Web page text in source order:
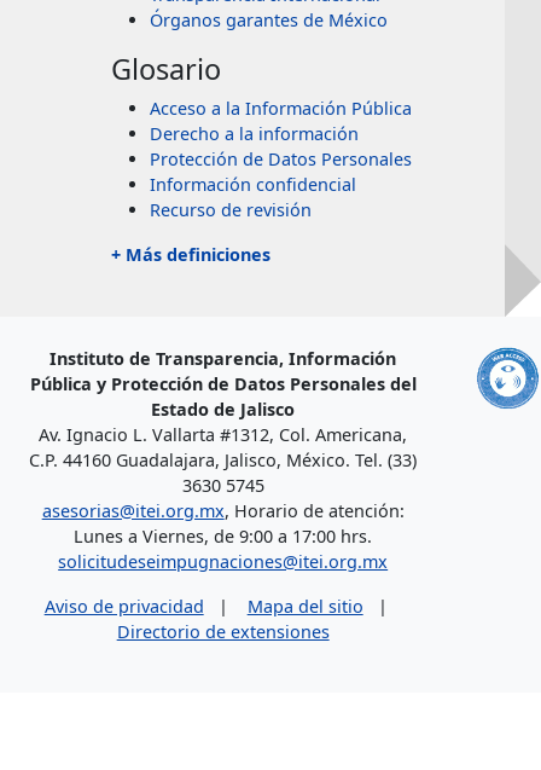
Órganos garantes de México
Glosario
Acceso a la Información Pública
Derecho a la información
Protección de Datos Personales
Información confidencial
Recurso de revisión
+ Más definiciones
Instituto de Transparencia, Información
Pública y Protección de Datos Personales del
Estado de Jalisco
Av. Ignacio L. Vallarta #1312, Col. Americana,
C.P. 44160 Guadalajara, Jalisco, México. Tel. (33)
3630 5745
asesorias@itei.org.mx, Horario de atención:
Lunes a Viernes, de 9:00 a 17:00 hrs.
solicitudeseimpugnaciones@itei.org.mx
Aviso de privacidad | Mapa del sitio |
Directorio de extensiones